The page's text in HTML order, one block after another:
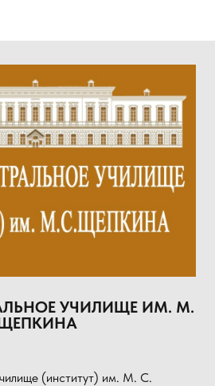
УЧИЛИЩЕ ИМ. М.
(институт) им. М. С.